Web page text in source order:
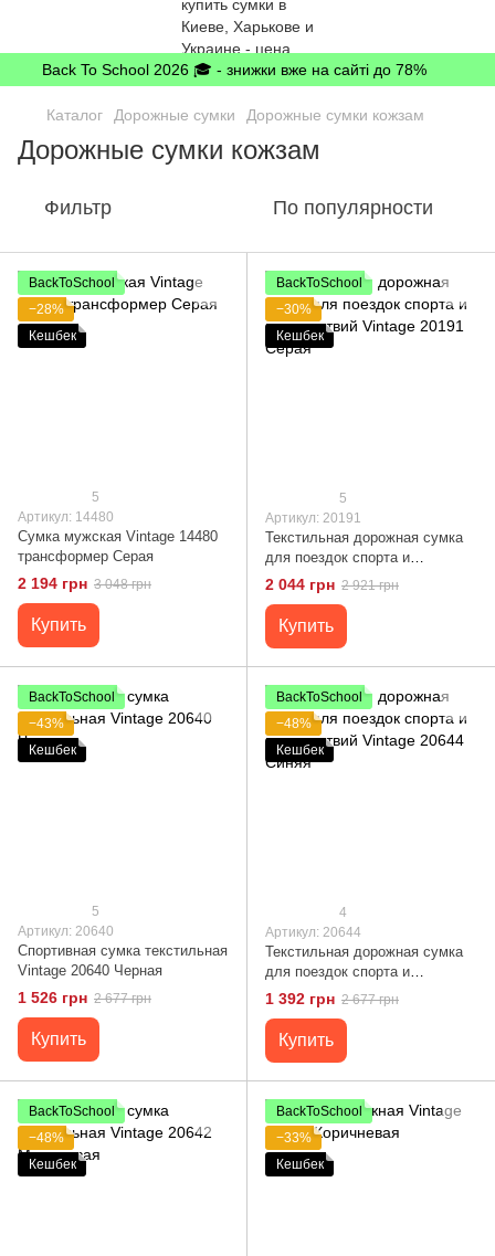
Back To School 2026 🎓 - знижки вже на сайті до 78%
Каталог Дорожные сумки Дорожные сумки кожзам
Дорожные сумки кожзам
Фильтр По популярности
BackToSchool
−28%
Кешбек
5
Артикул: 14480
Сумка мужская Vintage 14480
трансформер Серая
2 194 грн 3 048 грн
Купить
BackToSchool
−30%
Кешбек
5
Артикул: 20191
Текстильная дорожная сумка
для поездок спорта и
путешествий Vintage 20191
2 044 грн 2 921 грн
Купить
BackToSchool
−43%
Кешбек
5
Артикул: 20640
Спортивная сумка текстильная
Vintage 20640 Черная
1 526 грн 2 677 грн
Купить
BackToSchool
−48%
Кешбек
4
Артикул: 20644
Текстильная дорожная сумка
для поездок спорта и
путешествий Vintage 20644
1 392 грн 2 677 грн
Купить
BackToSchool
−48%
Кешбек
BackToSchool
−33%
Кешбек